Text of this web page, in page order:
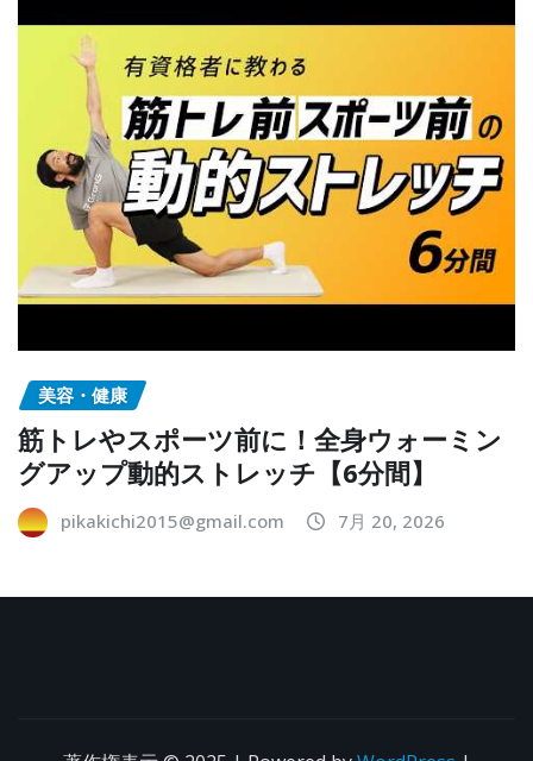
美容・健康
筋トレやスポーツ前に！全身ウォーミン
グアップ動的ストレッチ【6分間】
pikakichi2015@gmail.com 7月 20, 2026